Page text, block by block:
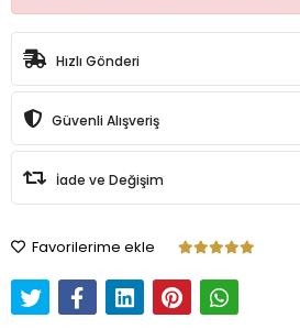
Hızlı Gönderi
Güvenli Alışveriş
İade ve Değişim
Favorilerime ekle